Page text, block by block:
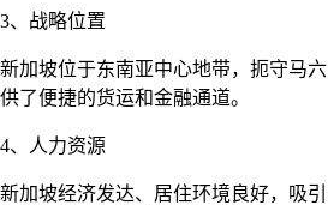
3、战略位置
新加坡位于东南亚中心地带，扼守马
供了便捷的货运和金融通道。
4、人力资源
新加坡经济发达、居住环境良好，吸